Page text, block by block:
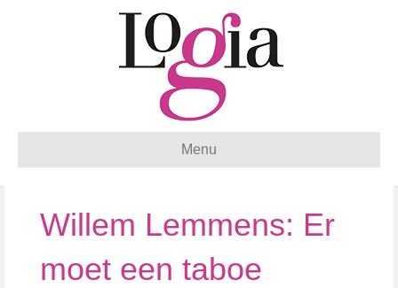
Menu
Willem Lemmens: Er
moet een taboe